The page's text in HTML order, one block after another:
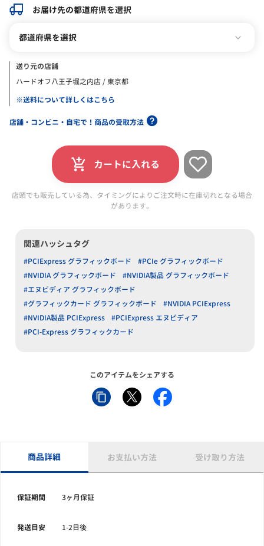
お届け先の都道府県を選択
都道府県を選択
送り元の店舗
ハードオフ八王子堀之内店 / 東京都
※送料について詳しくはこちら
店舗・コンビニ・自宅で！商品の受取方法
カートに入れる
店頭でも販売している為、タイミングによりご注文時に在庫切れとなる場合
があります。
関連ハッシュタグ
#PCIExpress グラフィックボード
#PCIe グラフィックボード
#NVIDIA グラフィックボード
#NVIDIA製品 グラフィックボード
#エヌビディア グラフィックボード
#グラフィックカード グラフィックボード
#NVIDIA PCIExpress
#NVIDIA製品 PCIExpress
#PCIExpress エヌビディア
#PCI-Express グラフィックカード
このアイテムをシェアする
商品詳細 お支払い方法 受け取り方法
保証期間 3ヶ月保証
発送目安 1-2日後